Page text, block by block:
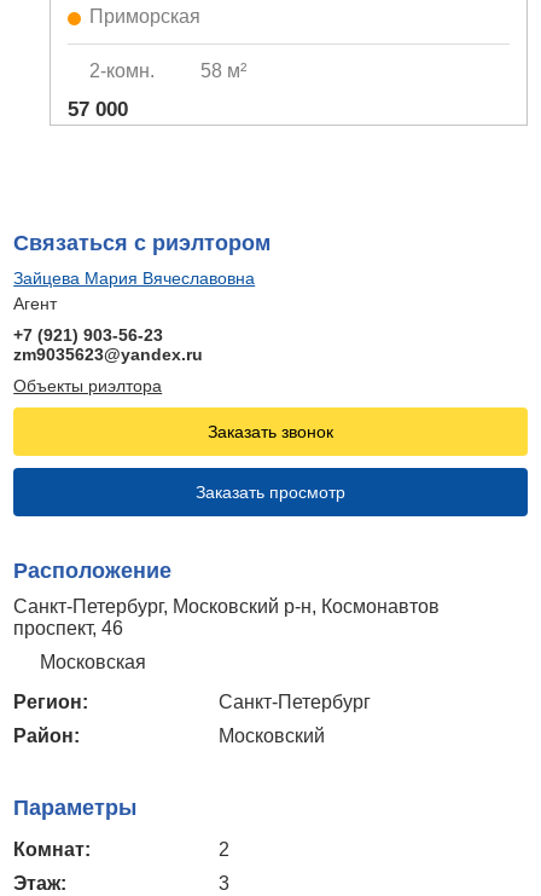
Приморская
2-комн. 58 м²
57 000
Связаться с риэлтором
Зайцева Мария Вячеславовна
Агент
+7 (921) 903-56-23
zm9035623@yandex.ru
Объекты риэлтора
Заказать звонок
Заказать просмотр
Расположение
Санкт-Петербург, Московский р-н, Космонавтов
проспект, 46
Московская
Регион:
Санкт-Петербург
Район:
Московский
Параметры
Комнат:
2
Этаж:
3